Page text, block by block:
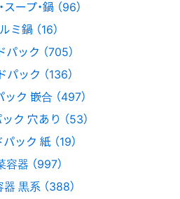
ープ・鍋 （96）
ミ鍋 （16）
パック （705）
パック （136）
ク 嵌合 （497）
ク 穴あり （53）
ック 紙 （19）
容器 （997）
黒系 （388）